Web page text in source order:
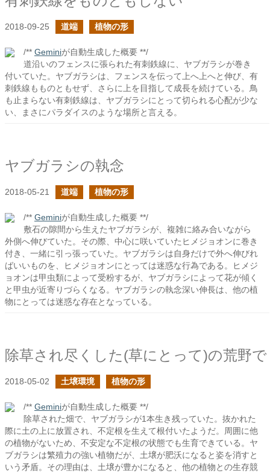
2018-09-25 道端 植物の形
/** Geminiが自動生成した概要 **/
道沿いのフェンスに張られた有刺鉄線に、ヤブガラシが巻き
付いていた。ヤブガラシは、フェンスを伝って上へ上へと伸び、有
刺鉄線もものともせず、さらに上を目指して成長を続けている。鳥
も止まらない有刺鉄線は、ヤブガラシにとって切られる心配が少な
い、まさにパラダイスのような場所と言える。
ヤブガラシの執念
2018-05-21 道端 植物の形
/** Geminiが自動生成した概要 **/
敷石の隙間から生えたヤブガラシが、複雑に絡み合いながら
外側へ伸びていた。その際、中心に咲いていたヒメジョオンに巻き
付き、一緒に引っ張っていた。ヤブガラシは自身だけで外へ伸びれ
ばいいものを、ヒメジョオンにとっては迷惑な行為である。ヒメジ
ョオンは甲虫類によって受粉するが、ヤブガラシによって花が傾く
と甲虫が近寄りづらくなる。ヤブガラシの執念深い伸長は、他の植
物にとっては迷惑な存在となっている。
除草され尽くした(草にとって)の荒野で
2018-05-02 土壌環境 植物の形
/** Geminiが自動生成した概要 **/
除草された畑で、ヤブガラシが1本生き残っていた。抜かれた
際に土の上に放置され、不定根を生えて根付いたようだ。周囲に他
の植物がないため、不安定な不定根の状態でも生育できている。ヤ
ブガラシは繁殖力の強い植物だが、土壌が肥沃になると姿を消すと
いう矛盾。その理由は、土壌が豊かになると、他の植物との生存競